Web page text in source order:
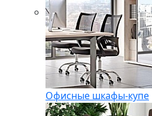
Офисные шкафы-купе